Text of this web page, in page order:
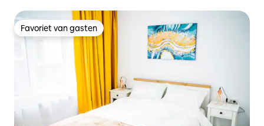
Favoriet van gasten
Favoriet van gasten